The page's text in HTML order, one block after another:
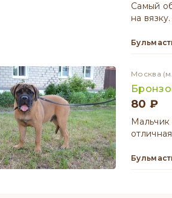
Самый
на
Москва
80 ₽
Мальчик